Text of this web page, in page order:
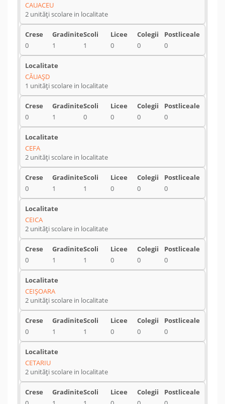
CAUACEU
2 unități scolare in localitate
0 1 1 0 0 0
CĂUAŞD
1 unități scolare in localitate
0 1 0 0 0 0
CEFA
2 unități scolare in localitate
0 1 1 0 0 0
CEICA
2 unități scolare in localitate
0 1 1 0 0 0
CEIŞOARA
2 unități scolare in localitate
0 1 1 0 0 0
CETARIU
2 unități scolare in localitate